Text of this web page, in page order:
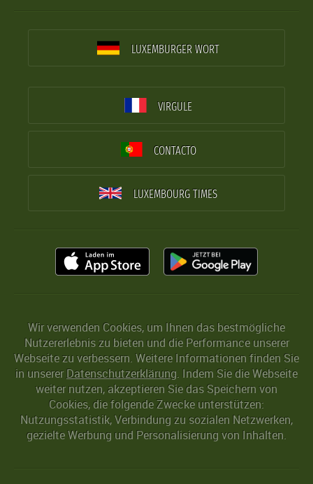
LUXEMBURGER WORT
VIRGULE
CONTACTO
LUXEMBOURG TIMES
Wir verwenden Cookies, um Ihnen das bestmögliche
Nutzererlebnis zu bieten und die Performance unserer
Webseite zu verbessern. Weitere Informationen finden Sie
in unserer Datenschutzerklärung. Indem Sie die Webseite
weiter nutzen, akzeptieren Sie das Speichern von
Cookies, die folgende Zwecke unterstützen:
Nutzungsstatistik, Verbindung zu sozialen Netzwerken,
gezielte Werbung und Personalisierung von Inhalten.